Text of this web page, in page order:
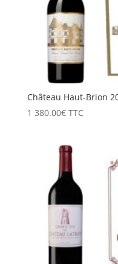
Château Haut-Brion
1 380.00€ TTC